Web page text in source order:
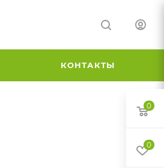
КОНТАКТЫ
0
0